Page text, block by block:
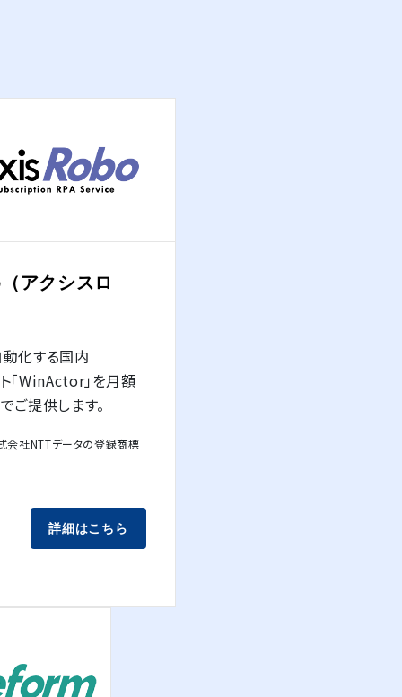
アクシスロ
化する国内
「WinActor」を月額
ご提供します。
会社NTTデータの登録商標
詳細はこちら